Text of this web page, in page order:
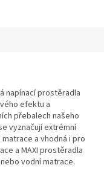
napínací prostěradla
efektu a
přebalech našeho
vyznačují extrémní
a vhodná i pro
a MAXI prostěradla
vodní matrace.